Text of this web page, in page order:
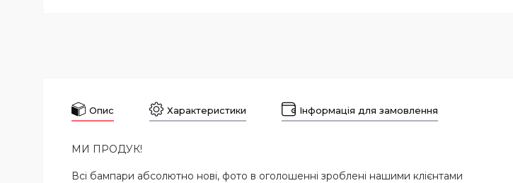
Опис Характеристики Інформація для замовлення
МИ ПРОДУК!
Всі бампари абсолютно нові, фото в оголошенні зроблені нашими клієнтами